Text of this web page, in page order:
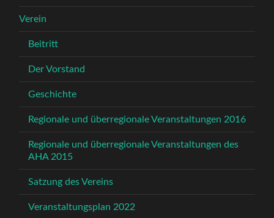
Verein
Beitritt
Der Vorstand
Geschichte
Regionale und überregionale Veranstaltungen 2016
Regionale und überregionale Veranstaltungen des
AHA 2015
Satzung des Vereins
Veranstaltungsplan 2022